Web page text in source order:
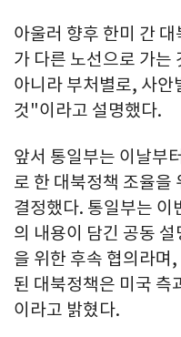
아울러 향후 한미 간
가 다른 노선으로 가는
아니라 부처별로, 사안
것"이라고 설명했다.
앞서 통일부는 이날부
로 한 대북정책 조율을
결정했다. 통일부는 이
의 내용이 담긴 공동
을 위한 후속 협의라며
된 대북정책은 미국 측
이라고 밝혔다.